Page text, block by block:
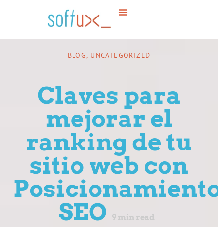
BLOG, UNCATEGORIZED
Claves para
mejorar el
ranking de tu
sitio web con
SEO
9min read